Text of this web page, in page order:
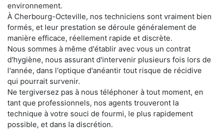
environnement.
À Cherbourg-Octeville, nos techniciens sont vraiment bien
formés, et leur prestation se déroule généralement de
manière efficace, réellement rapide et discrète.
Nous sommes à même d'établir avec vous un contrat
d'hygiène, nous assurant d'intervenir plusieurs fois lors de
l'année, dans l'optique d'anéantir tout risque de récidive
qui pourrait survenir.
Ne tergiversez pas à nous téléphoner à tout moment, en
tant que professionnels, nos agents trouveront la
technique à votre souci de fourmi, le plus rapidement
possible, et dans la discrétion.